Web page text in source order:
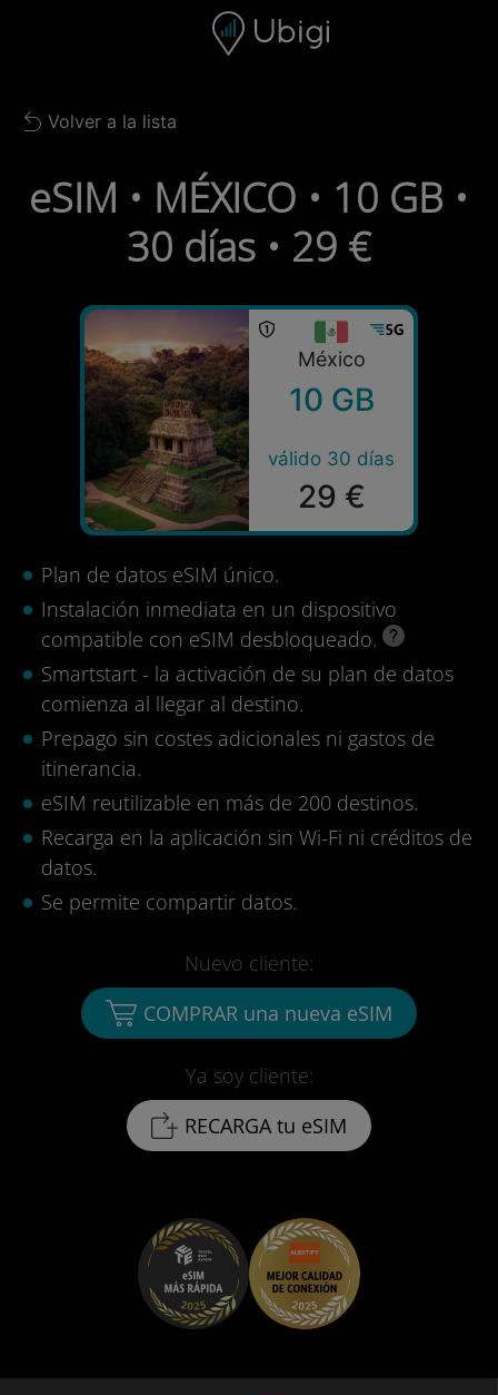
Barra de navegación
Back to list
Volver a la lista
eSIM • MÉXICO • 10 GB •
30 días • 29 €
México
10 GB
válido 30 días
29 €
Plan de datos eSIM único.
Instalación inmediata en un dispositivo
compatible con eSIM desbloqueado.
Smartstart - la activación de su plan de datos
comienza al llegar al destino.
Prepago sin costes adicionales ni gastos de
itinerancia.
eSIM reutilizable en más de 200 destinos.
Recarga en la aplicación sin Wi-Fi ni créditos de
datos.
Se permite compartir datos.
Ya soy cliente:
RECARGA tu eSIM
Nuevo cliente:
COMPRAR una nueva eSIM